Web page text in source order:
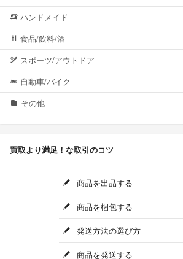
ハンドメイド
食品/飲料/酒
スポーツ/アウトドア
自動車/バイク
その他
買取より満足！な取引のコツ
商品を出品する
商品を梱包する
発送方法の選び方
商品を発送する